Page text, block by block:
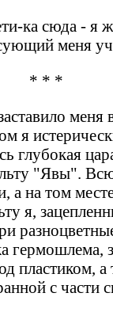
ка сюда - я
меня
* * *
меня
я
глубокая
"Явы".
а на том
я,
гермошлема,
пластиком, а
с части